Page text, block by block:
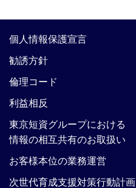
個人情報保護宣言
勧誘方針
倫理コード
利益相反
東京短資グループにおける
情報の相互共有のお取扱い
お客様本位の業務運営
次世代育成支援対策行動計画